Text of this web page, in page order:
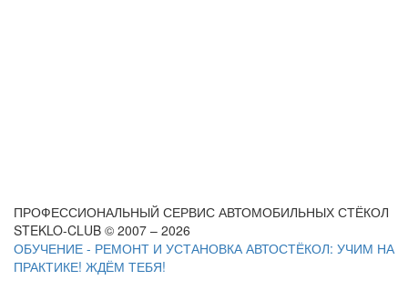
ПРОФЕССИОНАЛЬНЫЙ СЕРВИС АВТОМОБИЛЬНЫХ СТЁКОЛ
STEKLO-CLUB © 2007 – 2026
ОБУЧЕНИЕ - РЕМОНТ И УСТАНОВКА АВТОСТЁКОЛ: УЧИМ НА
ПРАКТИКЕ! ЖДЁМ ТЕБЯ!